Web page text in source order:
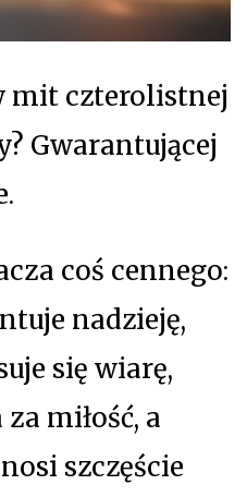
mit czterolistnej
Gwarantującej
coś cennego:
nadzieję,
się wiarę,
miłość, a
szczęście